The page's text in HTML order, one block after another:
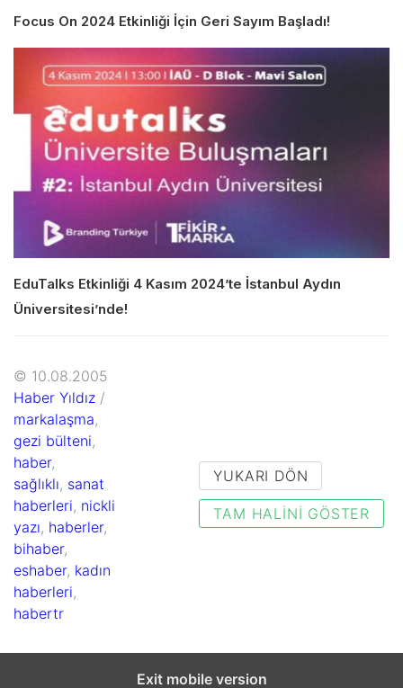
Focus On 2024 Etkinliği İçin Geri Sayım Başladı!
EduTalks Etkinliği 4 Kasım 2024’te İstanbul Aydın
Üniversitesi’nde!
© 10.08.2005
Haber Yıldız /
markalaşma,
gezi bülteni,
haber,
sağlıklı, sanat
haberleri, nickli
yazı, haberler,
bihaber,
eshaber, kadın
haberleri,
habertr
YUKARI DÖN
TAM HALINI GÖSTER
Exit mobile version